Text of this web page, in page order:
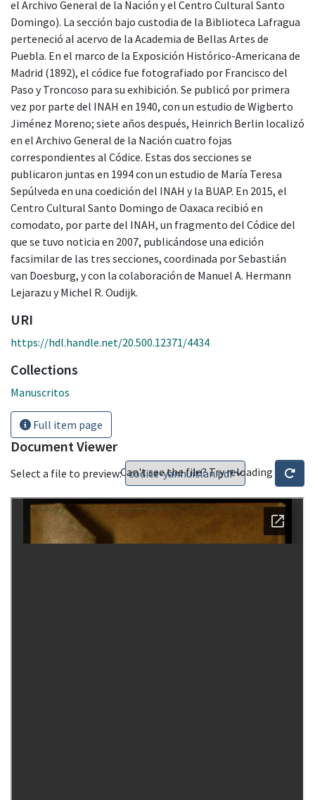
el Archivo General de la Nación y el Centro Cultural Santo
Domingo). La sección bajo custodia de la Biblioteca Lafragua
perteneció al acervo de la Academia de Bellas Artes de
Puebla. En el marco de la Exposición Histórico-Americana de
Madrid (1892), el códice fue fotografiado por Francisco del
Paso y Troncoso para su exhibición. Se publicó por primera
vez por parte del INAH en 1940, con un estudio de Wigberto
Jiménez Moreno; siete años después, Heinrich Berlin localizó
en el Archivo General de la Nación cuatro fojas
correspondientes al Códice. Estas dos secciones se
publicaron juntas en 1994 con un estudio de María Teresa
Sepúlveda en una coedición del INAH y la BUAP. En 2015, el
Centro Cultural Santo Domingo de Oaxaca recibió en
comodato, por parte del INAH, un fragmento del Códice del
que se tuvo noticia en 2007, publicándose una edición
facsimilar de las tres secciones, coordinada por Sebastián
van Doesburg, y con la colaboración de Manuel A. Hermann
Lejarazu y Michel R. Oudijk.
URI
https://hdl.handle.net/20.500.12371/4434
Collections
Manuscritos
Full item page
Document Viewer
Select a file to preview:Can't see the file? Try reloading